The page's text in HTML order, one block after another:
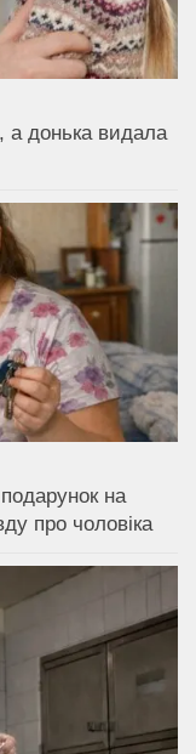
а донька видала
на
про чоловіка